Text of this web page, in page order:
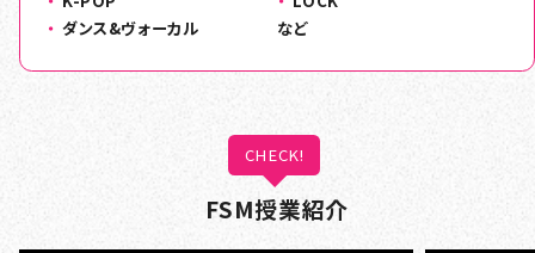
ダンス&ヴォーカル
など
CHECK!
FSM授業紹介